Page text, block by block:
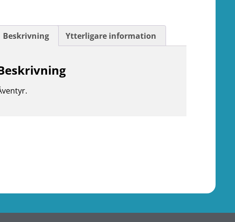
Beskrivning Ytterligare information